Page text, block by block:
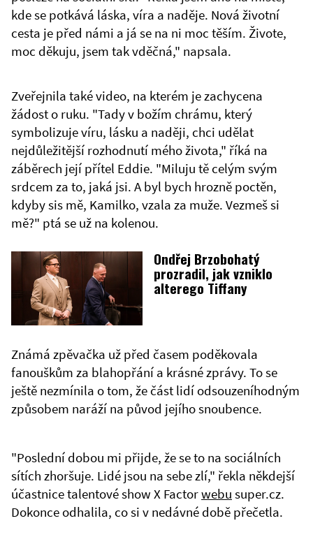
kde se potkává láska, víra a naděje. Nová životní
cesta je před námi a já se na ni moc těším. Živote,
moc děkuju, jsem tak vděčná," napsala.
Zveřejnila také video, na kterém je zachycena
žádost o ruku. "Tady v božím chrámu, který
symbolizuje víru, lásku a naději, chci udělat
nejdůležitější rozhodnutí mého života," říká na
záběrech její přítel Eddie. "Miluju tě celým svým
srdcem za to, jaká jsi. A byl bych hrozně poctěn,
kdyby sis mě, Kamilko, vzala za muže. Vezmeš si
mě?" ptá se už na kolenou.
Ondřej Brzobohatý
prozradil, jak vzniklo
alterego Tiffany
Známá zpěvačka už před časem poděkovala
fanouškům za blahopřání a krásné zprávy. To se
ještě nezmínila o tom, že část lidí odsouzeníhodným
způsobem naráží na původ jejího snoubence.
"Poslední dobou mi přijde, že se to na sociálních
sítích zhoršuje. Lidé jsou na sebe zlí," řekla někdejší
účastnice talentové show X Factorwebu super.cz.
Dokonce odhalila, co si v nedávné době přečetla.